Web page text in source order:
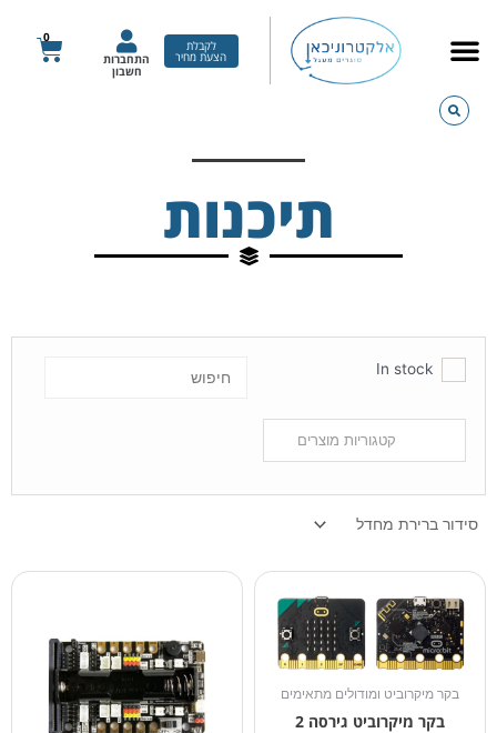
לקבלת
הצעת מחיר התחברות
חשבון
0
עגלת
תיכנות
In stock
בקר מיקרוביט ומודולים מתאימים
בקר מיקרוביט גירסה 2